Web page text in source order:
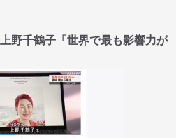
野千鶴子「世界で最も影響力が